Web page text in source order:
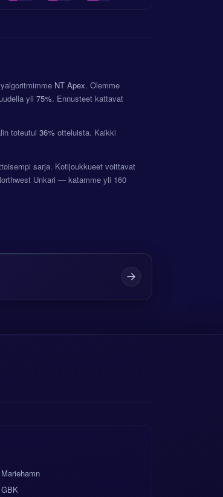
NT Apex. Olemme
yli 75%. Ennusteet kattavat
toteutui 36% otteluista. Kaikki
sarja. Kotijoukkueet voittavat
Unkari — katamme yli 160
Mariehamn
GBK